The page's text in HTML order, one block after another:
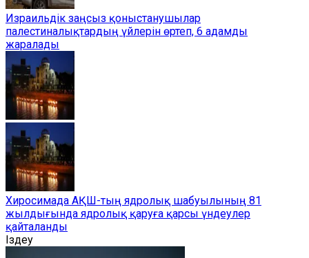
Израильдік заңсыз қоныстанушылар
палестиналықтардың үйлерін өртеп, 6 адамды
жаралады
Хиросимада АҚШ-тың ядролық шабуылының 81
жылдығында ядролық қаруға қарсы үндеулер
қайталанды
Іздеу